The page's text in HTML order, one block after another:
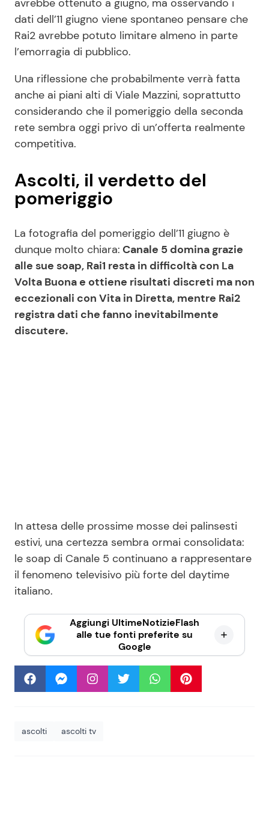
dati dell’11 giugno viene spontaneo pensare che
Rai2 avrebbe potuto limitare almeno in parte
l’emorragia di pubblico.
Una riflessione che probabilmente verrà fatta
anche ai piani alti di Viale Mazzini, soprattutto
considerando che il pomeriggio della seconda
rete sembra oggi privo di un’offerta realmente
competitiva.
Ascolti, il verdetto del
pomeriggio
La fotografia del pomeriggio dell’11 giugno è
dunque molto chiara: Canale 5 domina grazie
alle sue soap, Rai1 resta in difficoltà con La
Volta Buona e ottiene risultati discreti ma non
eccezionali con Vita in Diretta, mentre Rai2
registra dati che fanno inevitabilmente
discutere.
In attesa delle prossime mosse dei palinsesti
estivi, una certezza sembra ormai consolidata:
le soap di Canale 5 continuano a rappresentare
il fenomeno televisivo più forte del daytime
italiano.
Aggiungi UltimeNotizieFlash
alle tue fonti preferite su
Google
ascolti ascolti tv